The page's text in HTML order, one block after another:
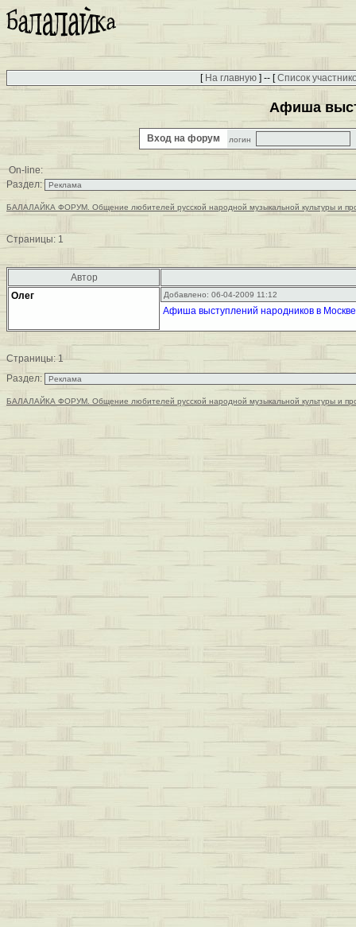
[ На главную] -- [Список
Афиша
Вход на форум логин
On-line:
Раздел:
БАЛАЛАЙКА ФОРУМ. Общение любителей русской народной музыкальной культуры и
Страницы: 1
Автор
Олег
Добавлено: 06-04-2009 11:12
Афиша выступлений народников в
Страницы: 1
Раздел:
БАЛАЛАЙКА ФОРУМ. Общение любителей русской народной музыкальной культуры и